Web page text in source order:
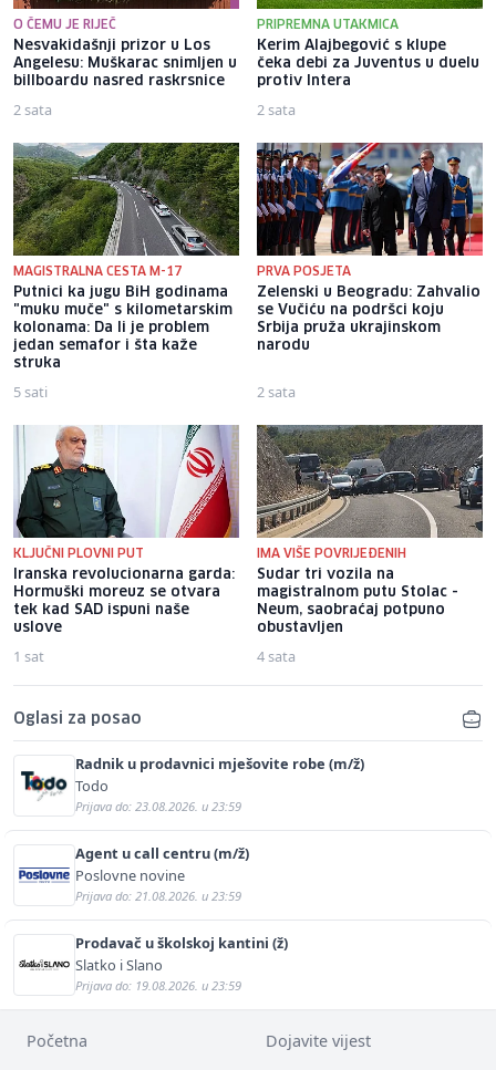
O ČEMU JE RIJEČ
Nesvakidašnji prizor u Los
Angelesu: Muškarac snimljen u
billboardu nasred raskrsnice
2 sata
PRIPREMNA UTAKMICA
Kerim Alajbegović s klupe
čeka debi za Juventus u duelu
protiv Intera
2 sata
MAGISTRALNA CESTA M-17
Putnici ka jugu BiH godinama
"muku muče" s kilometarskim
kolonama: Da li je problem
jedan semafor i šta kaže
struka
5 sati
PRVA POSJETA
Zelenski u Beogradu: Zahvalio
se Vučiću na podršci koju
Srbija pruža ukrajinskom
narodu
2 sata
KLJUČNI PLOVNI PUT
Iranska revolucionarna garda:
Hormuški moreuz se otvara
tek kad SAD ispuni naše
uslove
1 sat
IMA VIŠE POVRIJEĐENIH
Sudar tri vozila na
magistralnom putu Stolac -
Neum, saobraćaj potpuno
obustavljen
4 sata
Oglasi za posao
Radnik u prodavnici mješovite robe (m/ž)
Todo
Prijava do: 23.08.2026. u 23:59
Agent u call centru (m/ž)
Poslovne novine
Prijava do: 21.08.2026. u 23:59
Prodavač u školskoj kantini (ž)
Slatko i Slano
Prijava do: 19.08.2026. u 23:59
Početna Dojavite vijest